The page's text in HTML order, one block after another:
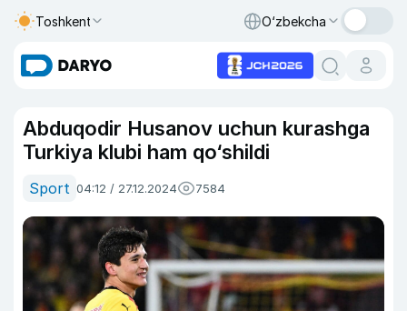
Toshkent O‘zbekcha
Abduqodir Husanov uchun kurashga
Turkiya klubi ham qo‘shildi
Sport 04:12 / 27.12.2024 7584